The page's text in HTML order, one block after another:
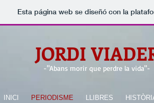
Esta página web se diseñó con la
JORDI
-"Abans morir que perdre la vida"-
INICI PERIODISME LLIBRES